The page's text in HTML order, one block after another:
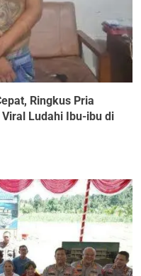
Ringkus Pria
Ludahi Ibu-ibu di